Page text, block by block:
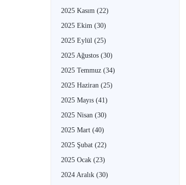
2025 Kasım (22)
2025 Ekim (30)
2025 Eylül (25)
2025 Ağustos (30)
2025 Temmuz (34)
2025 Haziran (25)
2025 Mayıs (41)
2025 Nisan (30)
2025 Mart (40)
2025 Şubat (22)
2025 Ocak (23)
2024 Aralık (30)